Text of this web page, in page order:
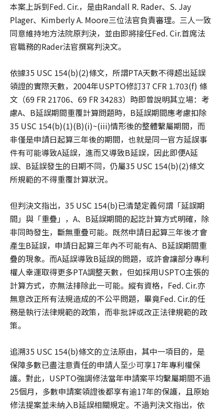
本案上訴到Fed. Cir.，是由Randall R. Rader、S. Jay
Plager、Kimberly A. Moore三位法官負責審理。三人一致
同意維持地方法院原判決，並由即將接任Fed. Cir.首席法
官職務的Rader法官撰寫判決文。
依據35 USC 154(b)(2)條文，所謂PTA天數不得超出延誤
領證的實際天數，2004年USPTO修訂37 CFR 1.703(f) 條
文（69 FR 21706、69 FR 34283）時即曾說明其立場：考
慮A、B延誤期間重覆計算問題時，B延誤期間應考慮扣除
35 USC 154(b)(1)(B)(i)~(iii)情形後的整體繫屬期間，而
非僅是申請日起算三年後的期間，也就是同一官方延誤事
件有可能導致A延誤，進而又導致B延誤，因此即便A延
誤、B延誤發生的日期不同，仍屬35 USC 154(b)(2)條文
所規範的不得重覆計算狀況。
但判決文指出，35 USC 154(b)已清楚定義何謂「延誤期
間」與「重疊」，A、B延誤期間的起訖計算方式明確，除
非同時發生，斷無重疊可能。既然申請日起算三年後才會
產生B延誤，申請日起算三年內不可能有A、B延誤期間重
疊的現象。而A延誤導致B延誤的問題，或許會讓部分專利
權人幸運取得更多PTA調整天數，但如採用USPTO主張的
計算方式，亦無法排除此一可能。縱有資格，Fed. Cir.亦
無意改正所有法規造成的不公平問題，畢竟Fed. Cir.的任
務是執行法律規範的政策，而非批評或改正法律規範的政
策。
追溯35 USC 154(b)條文的立法原由，其中一項目的，是
保障多數已盡注意責任的申請人至少可享17年專利權保
護。對此，USPTO強調修法當年申請案平均繫屬期間不過
25個月，多數申請案領證後都享有逾17年的保護，且原始
修法提案並未納入B延誤相關規定。不過判決文指出，依